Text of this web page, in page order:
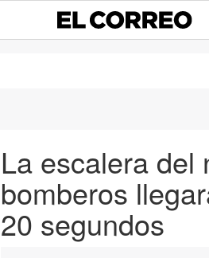
La escalera del
bomberos
20 segundos